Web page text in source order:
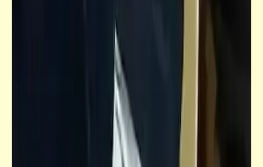
أنا وبحمد الله وفضله وكرمه ما باصلّيش .. أنا
قابل تقول عليّا كافر بس ما تقولش إخواني